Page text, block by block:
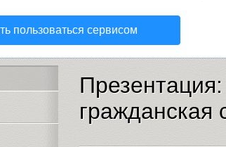
пользоваться сервисом
гражданская